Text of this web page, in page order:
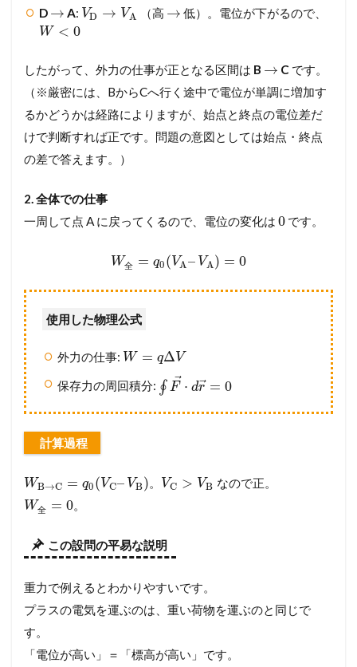
D → A: VD → VA （高 → 低）。電位が下がるので、
W < 0
したがって、外力の仕事が正となる区間は B → C です。
（※厳密には、BからCへ行く途中で電位が単調に増加す
るかどうかは経路によりますが、始点と終点の電位差だ
けで判断すれば正です。問題の意図としては始点・終点
の差で答えます。）
2. 全体での仕事
一周して点 A に戻ってくるので、電位の変化は 0 です。
W全 = q0 (VA– VA) = 0
使用した物理公式
外力の仕事: W = qΔV
保存力の周回積分: ∮ F⃗⋅ dr⃗ = 0
計算過程
WB→C = q0 (VC– VB)。 VC > VB なので正。
W全 = 0。
この設問の平易な説明
重力で例えるとわかりやすいです。
プラスの電気を運ぶのは、重い荷物を運ぶのと同じで
す。
「電位が高い」＝「標高が高い」です。